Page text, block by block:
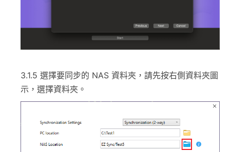
3.1.5 選擇要同步的 NAS 資料夾，請先按右側資料夾圖
示，選擇資料夾。